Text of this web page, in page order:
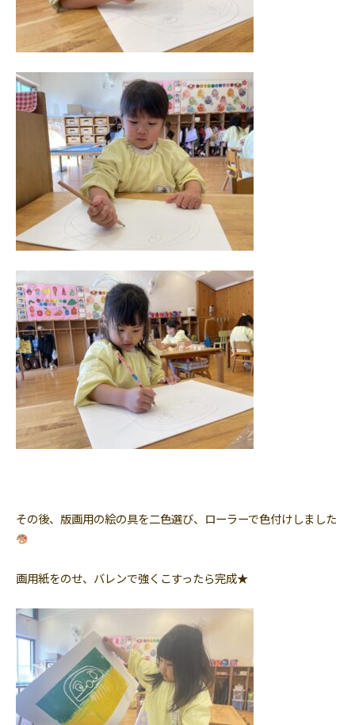
その後、版画用の絵の具を二色選び、ローラーで色付けしました
画用紙をのせ、バレンで強くこすったら完成★